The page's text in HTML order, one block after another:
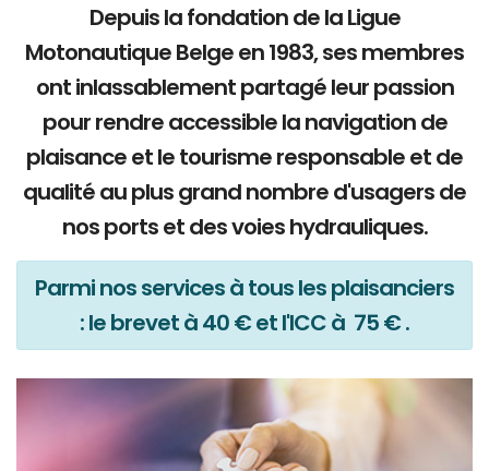
Depuis la fondation de la Ligue
Motonautique Belge en 1983, ses membres
ont inlassablement partagé leur passion
pour rendre accessible la navigation de
plaisance et le tourisme responsable et de
qualité au plus grand nombre d'usagers de
nos ports et des voies hydrauliques.
Parmi nos services à tous les plaisanciers
: le brevet à 40 € et l'ICC à 75 € .